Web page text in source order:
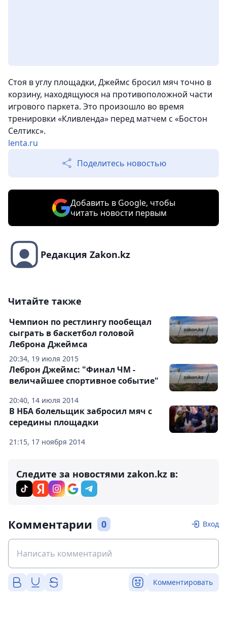
Стоя в углу площадки, Джеймс бросил мяч точно в
корзину, находящуюся на противоположной части
игрового паркета. Это произошло во время
тренировки «Кливленда» перед матчем с «Бостон
Селтикс».
lenta.ru
Поделитесь новостью
Добавить в Google, чтобы
читать новости первым
Редакция Zakon.kz
Читайте также
20:34, 19 июля 2015
Чемпион по рестлингу пообещал
сыграть в баскетбол головой
Леброна Джеймса
20:40, 14 июля 2014
Леброн Джеймс: "Финал ЧМ -
величайшее спортивное событие"
21:15, 17 ноября 2014
В НБА болельщик забросил мяч с
середины площадки
Следите за новостями zakon.kz в:
Комментарии 0 Вход
Комментировать